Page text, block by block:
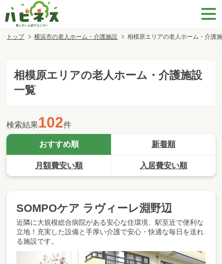
トップ 横浜市の老人ホーム・介護施設 相模原エリアの老人ホーム・介護
相模原エリアの老人ホーム・介護施設
一覧
検索結果102件
おすすめ順 新着順
月額費安い順 入居費安い順
SOMPOケア ラヴィーレ淵野辺
近隣に大規模総合病院がある安心な住環境、駅至近で便利な
立地！充実した設備と手厚い介護で安心・快適な毎日を送れ
る施設です。